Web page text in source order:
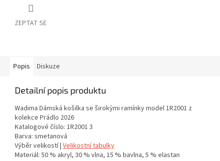
ZEPTAT SE
Popis Diskuze
Detailní popis produktu
Wadima Dámská košilka se širokými ramínky model 1R2001 z
kolekce Prádlo 2026
Katalogové číslo: 1R2001 3
Barva: smetanová
Výběr velikostí | Velikostní tabulky
Materiál: 50 % akryl, 30 % vlna, 15 % bavlna, 5 % elastan